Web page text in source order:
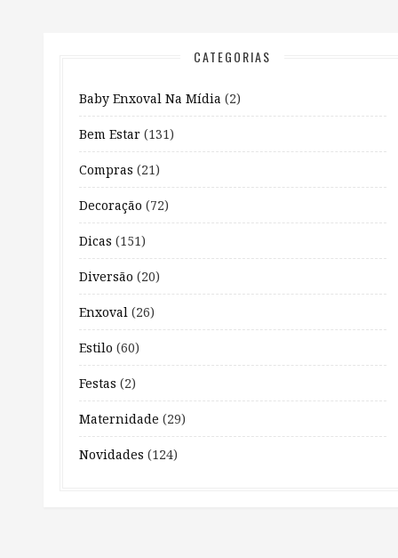
CATEGORIAS
Baby Enxoval Na Mídia (2)
Bem Estar (131)
Compras (21)
Decoração (72)
Dicas (151)
Diversão (20)
Enxoval (26)
Estilo (60)
Festas (2)
Maternidade (29)
Novidades (124)